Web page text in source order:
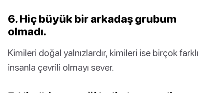
6. Hiç büyük bir arkadaş grubum
olmadı.
Kimileri doğal yalnızlardır, kimileri ise birçok farklı
insanla çevrili olmayı sever.